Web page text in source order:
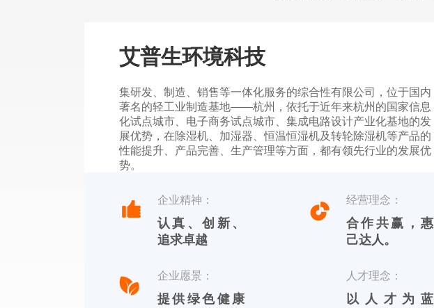
艾普生环境科技
集研发、制造、销售等一体化服务的综合性有限公司，位于国内
著名的轻工业制造基地——杭州，依托于近年来杭州的国家信息
化试点城市、电子商务试点城市、集成电路设计产业化基地的发
展优势，在除湿机、加湿器、恒温恒湿机及转轮除湿机等产品的
性能提升、产品完善、生产管理等方面，都有领先行业的发展优
势。
杭州川田电器拥有自主品牌，中文标识【友川】，英文标识
【YOTREE】。川田电器——核心产品 川田电器目前专业生产
除湿机、加湿机及周边湿度控制产品。
企业精神：
认真、创新、
追求卓越
经营理念：
合作共赢，惠
己达人。
企业愿景：
提供绿色健康
人才理念：
以人才为蓝